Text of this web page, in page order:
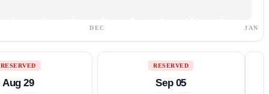
DEC JAN
RESERVED
Aug 29
RESERVED
Sep 05